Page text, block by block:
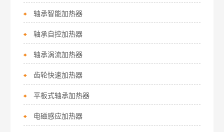
轴承智能加热器
轴承自控加热器
轴承涡流加热器
齿轮快速加热器
平板式轴承加热器
电磁感应加热器